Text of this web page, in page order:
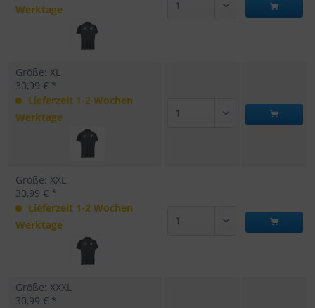
Werktage
Größe: XL
30,99 € *
Lieferzeit 1-2 Wochen
Werktage
Größe: XXL
30,99 € *
Lieferzeit 1-2 Wochen
Werktage
Größe: XXXL
30,99 € *